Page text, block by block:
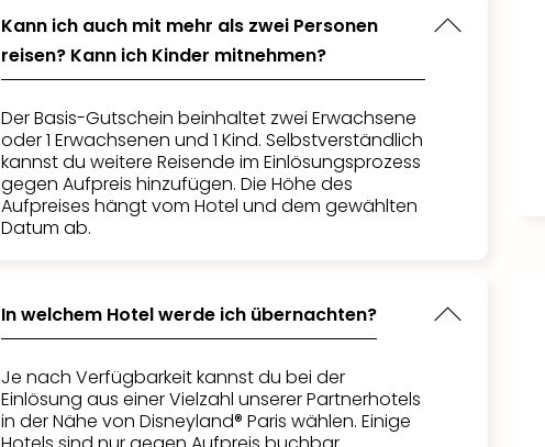
Kann ich auch mit mehr als zwei Personen
reisen? Kann ich Kinder mitnehmen?
Der Basis-Gutschein beinhaltet zwei Erwachsene
oder 1 Erwachsenen und 1 Kind. Selbstverständlich
kannst du weitere Reisende im Einlösungsprozess
gegen Aufpreis hinzufügen. Die Höhe des
Aufpreises hängt vom Hotel und dem gewählten
Datum ab.
In welchem Hotel werde ich übernachten?
Je nach Verfügbarkeit kannst du bei der
Einlösung aus einer Vielzahl unserer Partnerhotels
in der Nähe von Disneyland® Paris wählen. Einige